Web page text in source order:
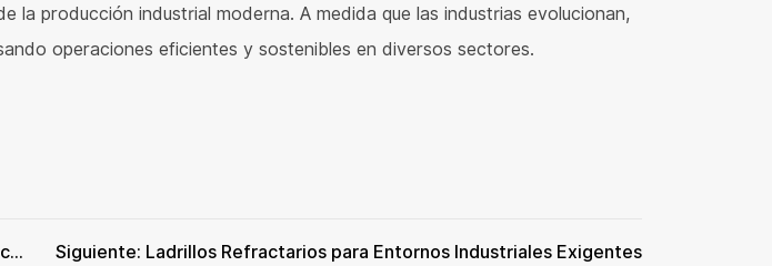
producción industrial moderna. A medida que las industrias evolucionan,
operaciones eficientes y sostenibles en diversos sectores.
Anterior: Placa Refractaria de Silicato de Calcio: Propiedades y Aplicaciones Industriales Siguiente: Ladrillos Refractarios para Entornos Industriales Exigentes